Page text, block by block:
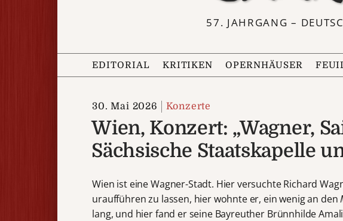
57. JAHRGANG –
EDITORIAL KRITIKEN OPERNHÄUSER
30. Mai 2026 Konzerte
Wien, Konzert: „Wagner,
Sächsische Staatskapelle
Wien ist eine Wagner-Stadt. Hier versuchte Richard
uraufführen zu lassen, hier wohnte er, ein wenig an den
lang, und hier fand er seine Bayreuther Brünnhilde